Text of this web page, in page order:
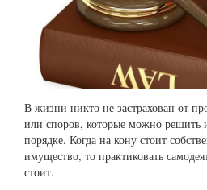
В жизни никто не застрахован от
или споров, которые можно решить
порядке. Когда на кону стоит
имущество, то практиковать
стоит.